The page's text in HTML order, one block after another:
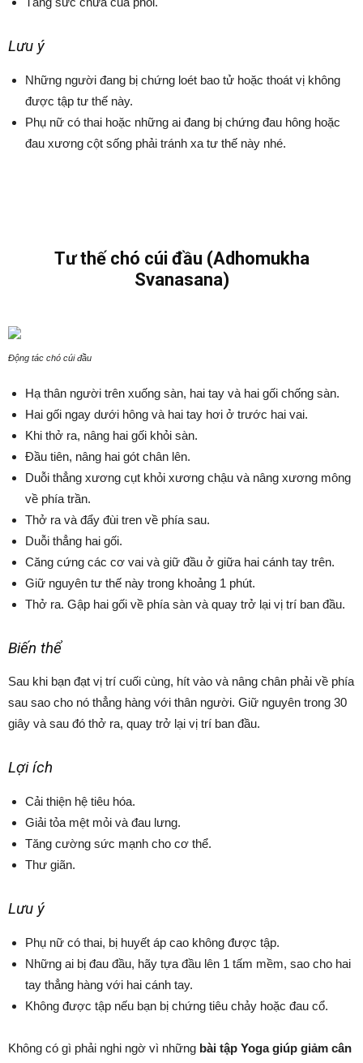
Lưu ý
Những người đang bị chứng loét bao tử hoặc thoát vị không
được tập tư thế này.
Phụ nữ có thai hoặc những ai đang bị chứng đau hông hoặc
đau xương cột sống phải tránh xa tư thế này nhé.
Tư thế chó cúi đầu (Adhomukha
Svanasana)
Động tác chó cúi đầu
Hạ thân người trên xuống sàn, hai tay và hai gối chống sàn.
Hai gối ngay dưới hông và hai tay hơi ở trước hai vai.
Khi thở ra, nâng hai gối khỏi sàn.
Đầu tiên, nâng hai gót chân lên.
Duỗi thẳng xương cụt khỏi xương chậu và nâng xương mông
về phía trần.
Thở ra và đẩy đùi tren về phía sau.
Duỗi thẳng hai gối.
Căng cứng các cơ vai và giữ đầu ở giữa hai cánh tay trên.
Giữ nguyên tư thế này trong khoảng 1 phút.
Thở ra. Gập hai gối về phía sàn và quay trở lại vị trí ban đầu.
Biến thể
Sau khi bạn đạt vị trí cuối cùng, hít vào và nâng chân phải về phía
sau sao cho nó thẳng hàng với thân người. Giữ nguyên trong 30
giây và sau đó thở ra, quay trở lại vị trí ban đầu.
Lợi ích
Cải thiện hệ tiêu hóa.
Giải tỏa mệt mỏi và đau lưng.
Tăng cường sức mạnh cho cơ thể.
Thư giãn.
Lưu ý
Phụ nữ có thai, bị huyết áp cao không được tập.
Những ai bị đau đầu, hãy tựa đầu lên 1 tấm mềm, sao cho hai
tay thẳng hàng với hai cánh tay.
Không được tập nếu bạn bị chứng tiêu chảy hoặc đau cổ.
Không có gì phải nghi ngờ vì những bài tập Yoga giúp giảm cân